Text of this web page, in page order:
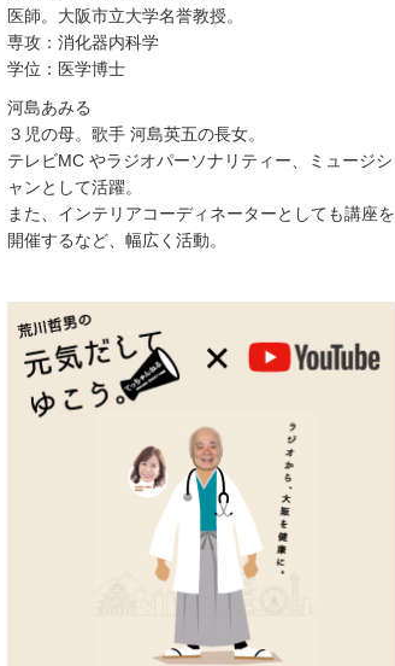
医師。大阪市立大学名誉教授。
専攻：消化器内科学
学位：医学博士
河島あみる
３児の母。歌手 河島英五の長女。
テレビMC やラジオパーソナリティー、ミュージシ
ャンとして活躍。
また、インテリアコーディネーターとしても講座を
開催するなど、幅広く活動。